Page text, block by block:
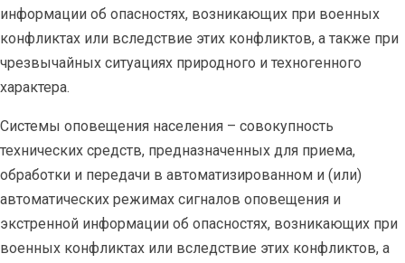
информации об опасностях, возникающих при военных
конфликтах или вследствие этих конфликтов, а также при
чрезвычайных ситуациях природного и техногенного
характера.
Системы оповещения населения – совокупность
технических средств, предназначенных для приема,
обработки и передачи в автоматизированном и (или)
автоматических режимах сигналов оповещения и
экстренной информации об опасностях, возникающих при
военных конфликтах или вследствие этих конфликтов, а